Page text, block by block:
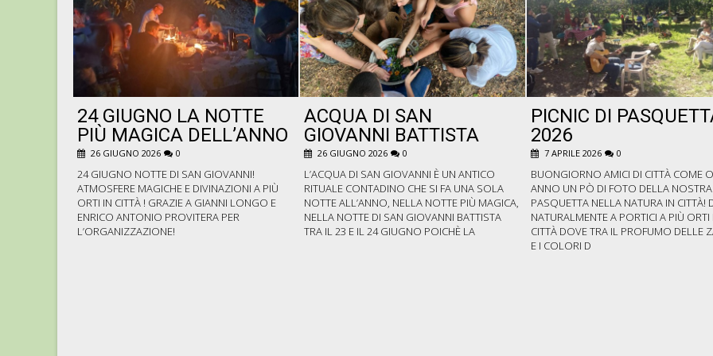
24 GIUGNO LA NOTTE
PIÙ MAGICA DELL’ANNO
26 GIUGNO 2026 0
24 GIUGNO NOTTE DI SAN GIOVANNI!
ATMOSFERE MAGICHE E DIVINAZIONI A PIÙ
ORTI IN CITTÀ ! GRAZIE A GIANNI LONGO E
ENRICO ANTONIO PROVITERA PER
L’ORGANIZZAZIONE!
ACQUA DI SAN
GIOVANNI BATTISTA
26 GIUGNO 2026 0
L’ACQUA DI SAN GIOVANNI È UN ANTICO
RITUALE CONTADINO CHE SI FA UNA SOLA
NOTTE ALL’ANNO, NELLA NOTTE PIÙ MAGICA,
NELLA NOTTE DI SAN GIOVANNI BATTISTA
TRA IL 23 E IL 24 GIUGNO POICHÈ LA
PICNIC DI
2026
7 APRILE 2026 0
BUONGIORNO AMICI DI CITTÀ COME
ANNO UN PÒ DI FOTO DELLA NOSTRA
PASQUETTA NELLA NATURA IN CITTÀ!
NATURALMENTE A PORTICI A PIÙ ORTI
CITTÀ DOVE TRA IL PROFUMO DELLE
E I COLORI D